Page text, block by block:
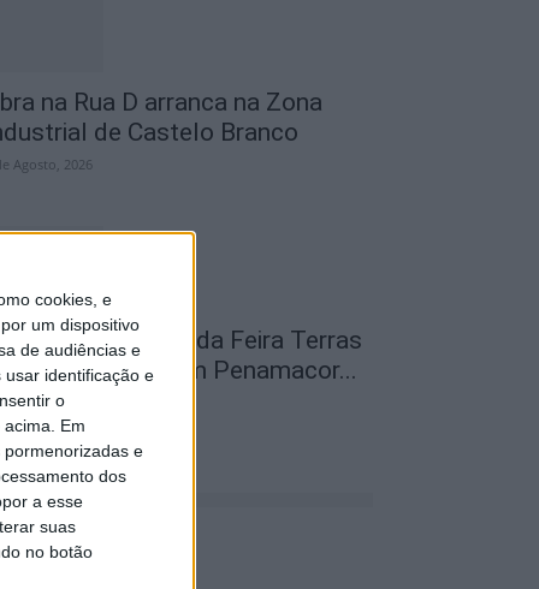
cookies, e
um dispositivo
de audiências e
identificação e
o
Em
e
dos
a esse
suas
no botão
na Rua D arranca na Zona
de Castelo Branco
Agosto, 2026
de cartaz da Feira Terras
Lince do levaram Penamacor...
Agosto, 2026